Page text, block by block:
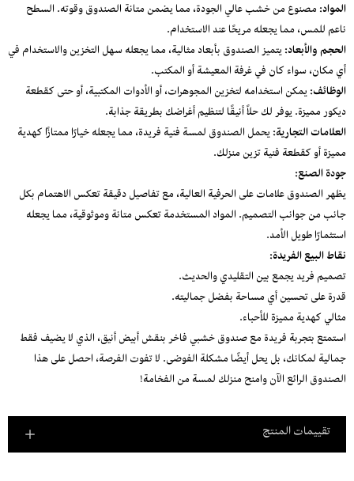
المواد:مصنوع من خشب عالي الجودة، مما يضمن متانة الصندوق وقوته. السطح
ناعم للمس، مما يجعله مريحًا عند الاستخدام.
الحجم والأبعاد:يتميز الصندوق بأبعاد مثالية، مما يجعله سهل التخزين والاستخدام في
أي مكان، سواء كان في غرفة المعيشة أو المكتب.
الوظائف:يمكن استخدامه لتخزين المجوهرات، أو الأدوات المكتبية، أو حتى كقطعة
ديكور مميزة. يوفر لك حلاً أنيقًا لتنظيم أغراضك بطريقة جذابة.
العلامات التجارية:يحمل الصندوق لمسة فنية فريدة، مما يجعله خيارًا ممتازًا كهدية
مميزة أو كقطعة فنية تزين منزلك.
جودة الصنع:
يظهر الصندوق علامات على الحرفية العالية، مع تفاصيل دقيقة تعكس الاهتمام بكل
جانب من جوانب التصميم. المواد المستخدمة تعكس متانة وموثوقية، مما يجعله
استثمارًا طويل الأمد.
نقاط البيع الفريدة:
تصميم فريد يجمع بين التقليدي والحديث.
قدرة على تحسين أي مساحة بفضل جماليته.
مثالي كهدية مميزة للأحباء.
استمتع بتجربة فريدة مع صندوق خشبي فاخر بنقش أبيض أنيق، الذي لا يضيف فقط
جمالية لمكانك، بل يحل أيضًا مشكلة الفوضى. لا تفوت الفرصة، احصل على هذا
الصندوق الرائع الآن وامنح منزلك لمسة من الفخامة!
تقييمات المنتج